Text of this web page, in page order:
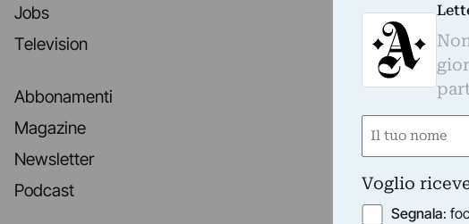
Jobs
Television
Abbonamenti
Magazine
Newsletter
Podcast
Nome
Voglio
Segnala: